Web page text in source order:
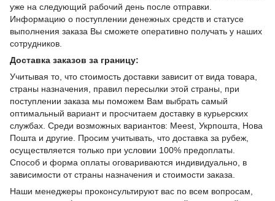
уже на следующий рабочий день после отправки.
Информацию о поступлении денежных средств и статусе
выполнения заказа Вы сможете оперативно получать у наших
сотрудников.
Доставка заказов за границу:
Учитывая то, что стоимость доставки зависит от вида товара,
страны назначения, правил пересылки этой страны, при
поступлении заказа мы поможем Вам выбрать самый
оптимальный вариант и просчитаем доставку в курьерских
службах. Среди возможных вариантов: Meest, Укрпошта, Нова
Пошта и другие. Просим учитывать, что доставка за рубеж,
осуществляется только при условии 100% предоплаты.
Способ и форма оплаты оговариваются индивидуально, в
зависимости от страны назначения и стоимости заказа.
Наши менеджеры проконсультируют вас по всем вопросам,